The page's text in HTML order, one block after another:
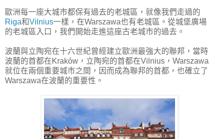
歐洲每一座大城市都保有過去的老城區，就像我們走過的
Riga和Vilnius一樣，在Warszawa也有老城區。從城堡廣場
的老城區入口，我們開始走進這座古老城市的過去。
波蘭與立陶宛在十六世紀曾經建立歐洲最強大的聯邦，當時
波蘭的首都在Kraków，立陶宛的首都在Vilnius，Warszawa
就位在兩個重要城市之間，因而成為聯邦的首都，也確立了
Warszawa在波蘭的重要性。